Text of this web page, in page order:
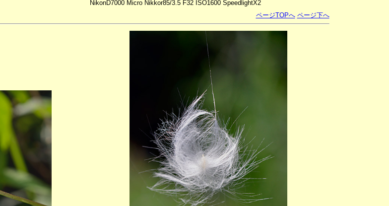
NikonD7000 Micro Nikkor85/3.5 F32 ISO1600 SpeedlightX2
ページTOPへ ページ下へ